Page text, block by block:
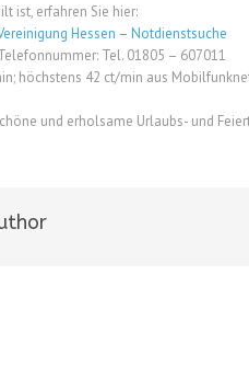
ist, erfahren Sie hier:
Hessen – Notdienstsuche
Tel. 01805 – 607011
höchstens 42 ct/min aus
und erholsame Urlaubs- und